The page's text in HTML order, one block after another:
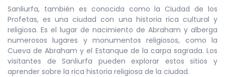
Sanliurfa, también es conocida como la Ciudad de los
Profetas, es una ciudad con una historia rica cultural y
religiosa. Es el lugar de nacimiento de Abraham y alberga
numerosos lugares y monumentos religiosos, como la
Cueva de Abraham y el Estanque de la carpa sagrada. Los
visitantes de Sanliurfa pueden explorar estos sitios y
aprender sobre la rica historia religiosa de la ciudad.